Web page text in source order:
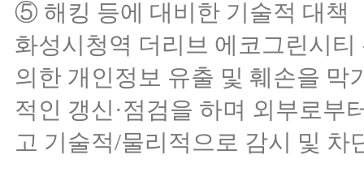
⑤ 해킹 등에 대비한 기술적 대책
화성시청역 더리브 에코그린시
의한 개인정보 유출 및 훼손을 막
적인 갱신·점검을 하며 외부로부
고 기술적/물리적으로 감시 및 차